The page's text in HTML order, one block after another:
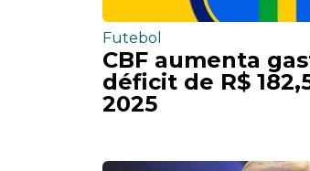
Futebol
CBF aumenta
déficit de R$
2025